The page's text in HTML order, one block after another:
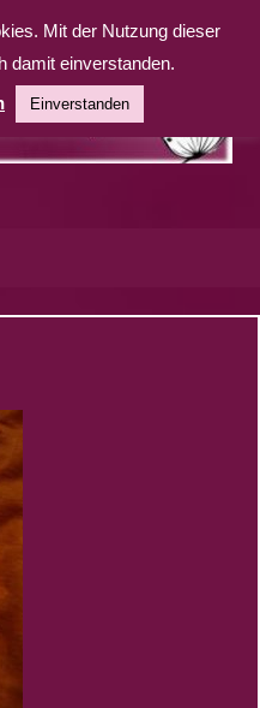
Mit der Nutzung dieser
damit einverstanden.
Einverstanden